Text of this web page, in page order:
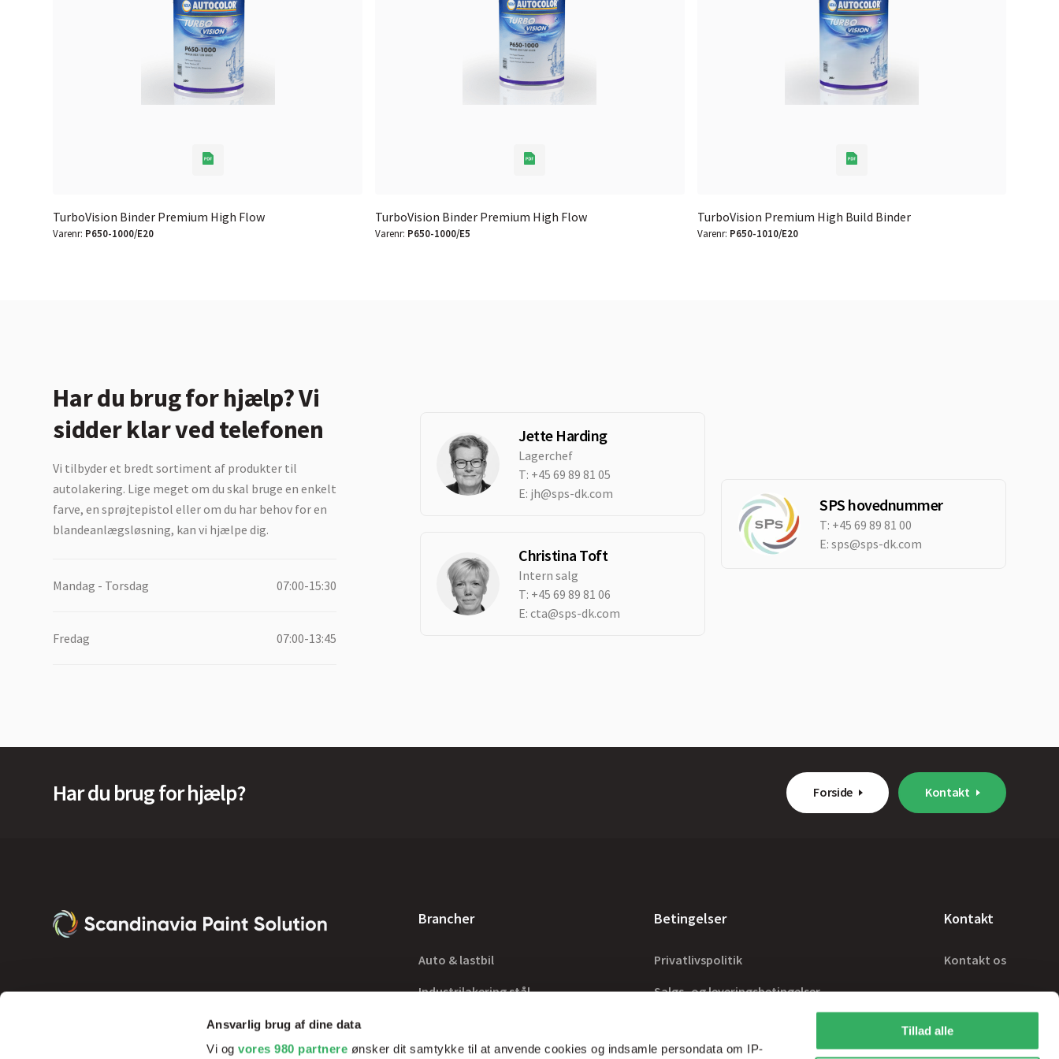
Ansvarlig brug af dine data
Vi ogvores 980 partnere ønsker dit samtykke til at anvende cookies og indsamle persondata om IP-
Tillad alle
TurboVision Binder Premium High Flow
Varenr: P650-1000/E20
TurboVision Binder Premium High Flow
Varenr: P650-1000/E5
TurboVision Premium High Build Binder
Varenr: P650-1010/E20
Har du brug for hjælp? Vi
sidder klar ved telefonen
Vi tilbyder et bredt sortiment af produkter til
autolakering. Lige meget om du skal bruge en enkelt
farve, en sprøjtepistol eller om du har behov for en
blandeanlægsløsning, kan vi hjælpe dig.
Mandag - Torsdag 07:00-15:30
Fredag 07:00-13:45
Jette Harding
Lagerchef
T: +45 69 89 81 05
E: jh@sps-dk.com
Christina Toft
Intern salg
T: +45 69 89 81 06
E:cta@sps-dk.com
SPS hovednummer
T: +45 69 89 81 00
E: sps@sps-dk.com
Har du brug for hjælp? Forside Kontakt
Brancher
Auto & lastbil
Industrilakering stål
Tilbehør
Betingelser
Privatlivspolitik
Salgs- og leveringsbetingelser
Kontakt
Kontakt os